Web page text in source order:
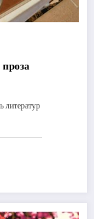
литератур